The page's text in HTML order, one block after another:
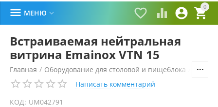
0


 
 МЕНЮ 
Встраиваемая нейтральная
витрина Emainox VTN 15
Главная / Оборудование для столовой и пищеблока
Написать комментарий
КОД: UM042791